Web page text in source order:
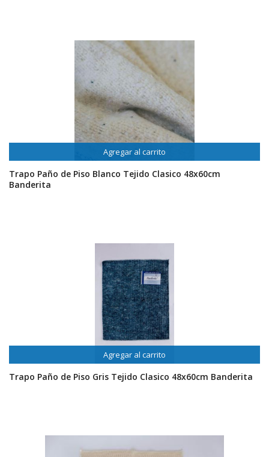
Agregar al carrito
Trapo Paño de Piso Blanco Tejido Clasico 48x60cm
Banderita
Agregar al carrito
Trapo Paño de Piso Gris Tejido Clasico 48x60cm Banderita